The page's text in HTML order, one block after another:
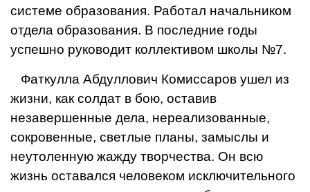
системе образования. Работал начальни­ком
отдела образования. В последние годы
успешно руководит коллективом школы №7.
Фаткулла Абдуллович Комиссаров ушел из
жизни, как солдат в бою, ос­тавив
незавершенные дела, нереализованные,
сокровенные, светлые планы, замыслы и
неутоленную жаж­ду творчества. Он всю
жизнь оста­вался человеком исключительного